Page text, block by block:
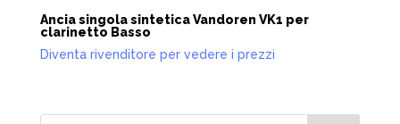
Ancia singola sintetica Vandoren VK1 per
clarinetto Basso
Diventa rivenditore per vedere i prezzi